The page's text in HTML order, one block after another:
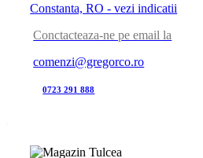
Constanta, RO - vezi indicatii
Conctacteaza-ne pe email la
comenzi@gregorco.ro
0723 291 888